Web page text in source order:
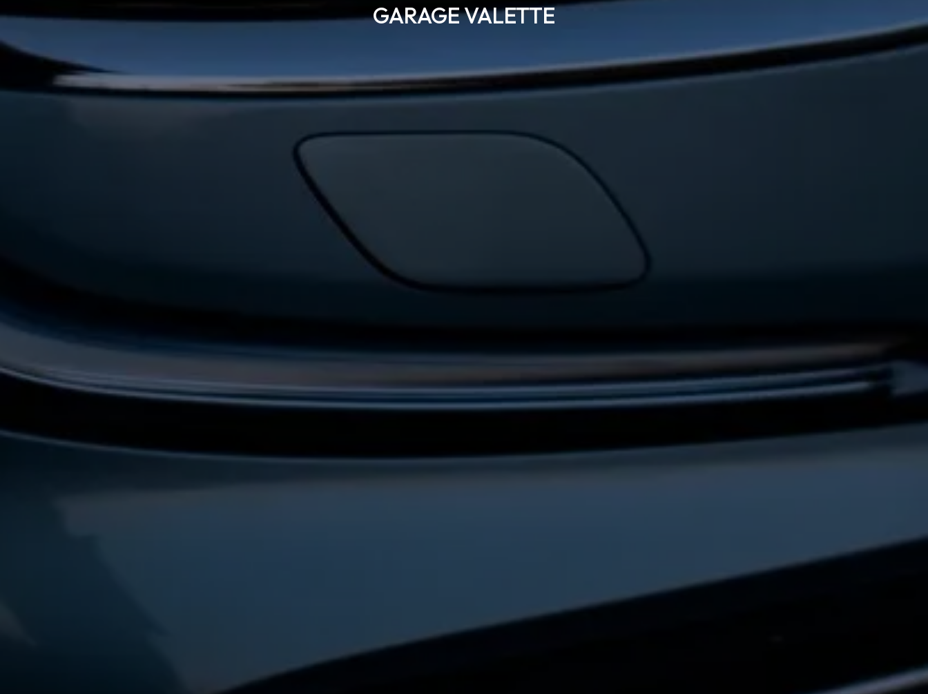
GARAGE VALETTE